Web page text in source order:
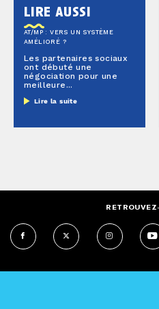
lire aussi
AT/MP : VERS UN SYSTÈME
AMÉLIORÉ ?
Les partenaires sociaux
ont débuté une
négociation pour une
meilleure...
Lire la suite